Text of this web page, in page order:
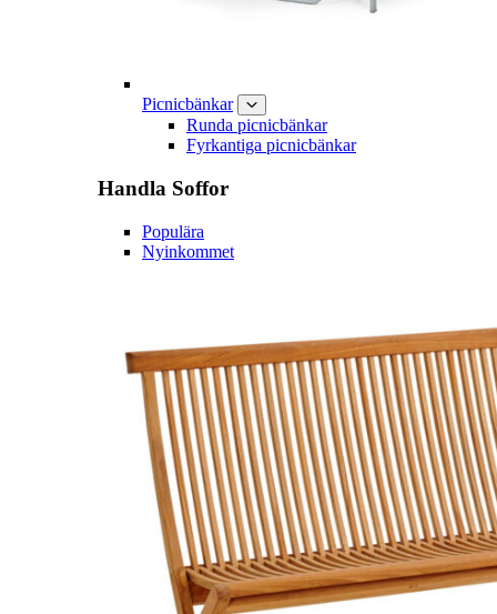
Picnicbänkar
Runda picnicbänkar
Fyrkantiga picnicbänkar
Handla Soffor
Populära
Nyinkommet